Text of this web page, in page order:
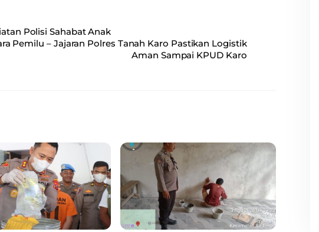
Polisi Sahabat Anak
Pemilu – Jajaran Polres Tanah Karo Pastikan Logistik
Aman Sampai KPUD Karo